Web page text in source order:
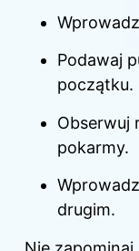
Podawaj
początku.
Obserwuj
pokarmy.
drugim.